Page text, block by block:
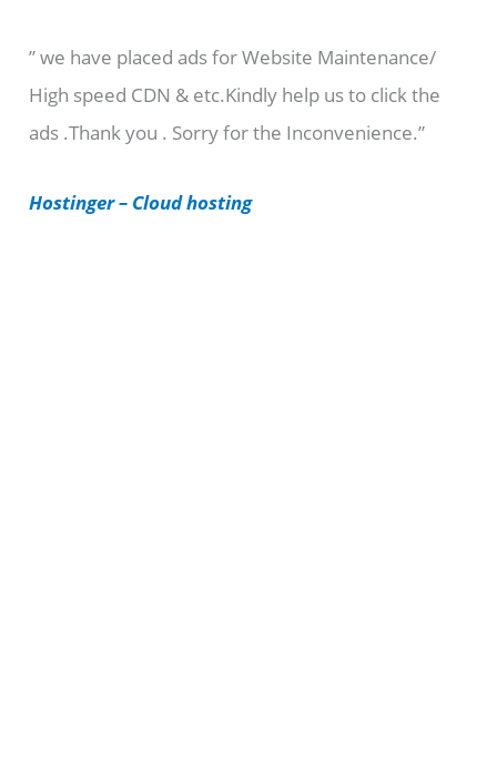
g
o
r
e
” we have placed ads for Website Maintenance/
High speed CDN & etc.Kindly help us to click the
ads .Thank you . Sorry for the Inconvenience.”
Hostinger – Cloud hosting